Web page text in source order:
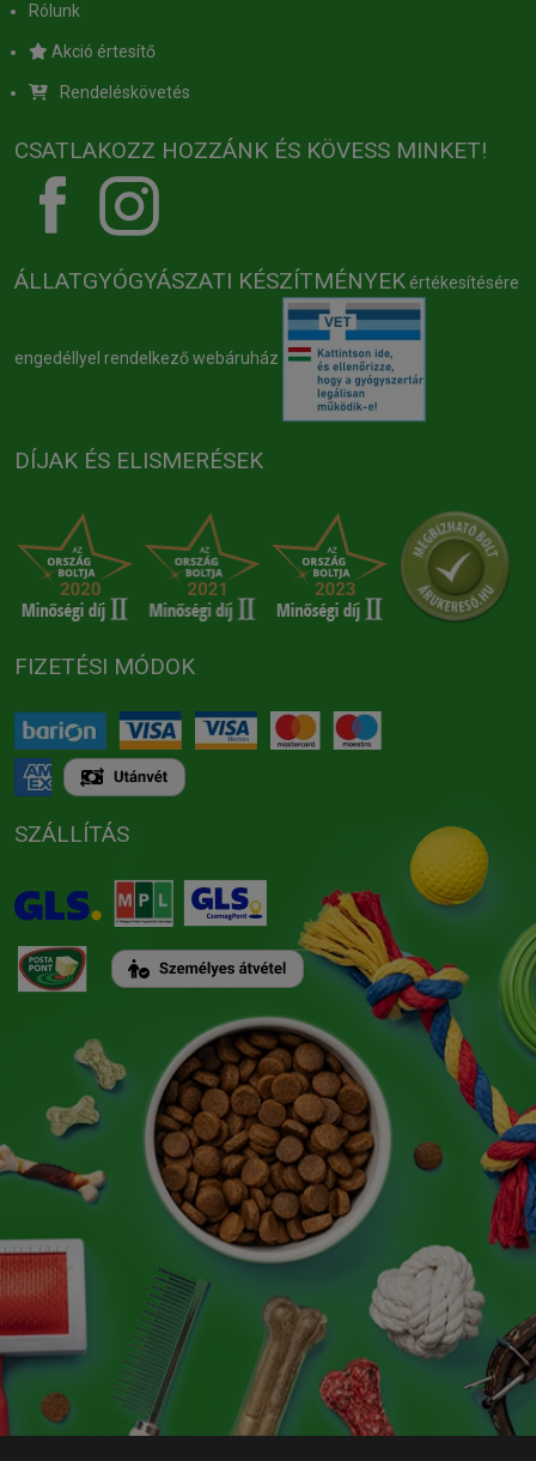
Rólunk
Akció értesítő
Rendeléskövetés
CSATLAKOZZ HOZZÁNK ÉS KÖVESS MINKET!
ÁLLATGYÓGYÁSZATI KÉSZÍTMÉNYEK értékesítésére
engedéllyel rendelkező webáruház
DÍJAK ÉS ELISMERÉSEK
FIZETÉSI MÓDOK
SZÁLLÍTÁS